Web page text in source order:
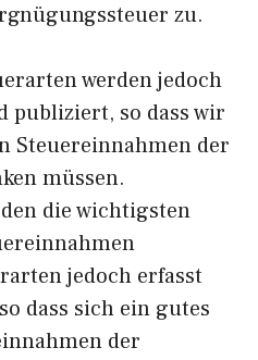
zu.
werden jedoch
publiziert, so dass wir
Steuereinnahmen der
müssen.
die wichtigsten
jedoch erfasst
dass sich ein gutes
der